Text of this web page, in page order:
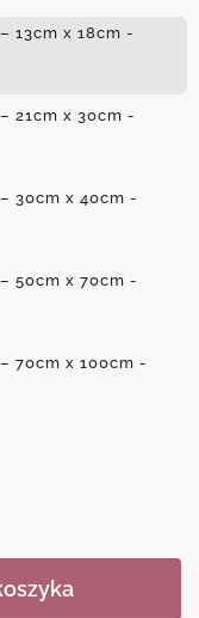
13cm x 18cm -
21cm x 30cm -
30cm x 40cm -
50cm x 70cm -
70cm x 100cm -